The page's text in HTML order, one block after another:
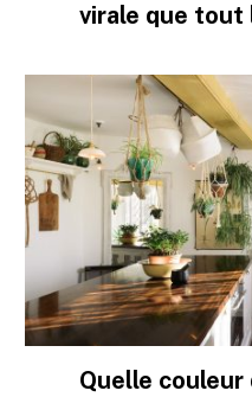
virale que tout
Quelle couleur